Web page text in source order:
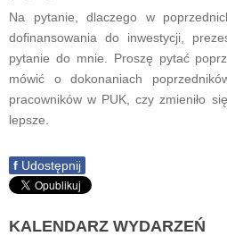
Na pytanie, dlaczego w
dofinansowania do inwestycji,
pytanie do mnie. Proszę pytać
mówić o dokonaniach
pracowników w PUK, czy zmieniło
lepsze.
f Udostępnij
KALENDARZ WYDARZEŃ